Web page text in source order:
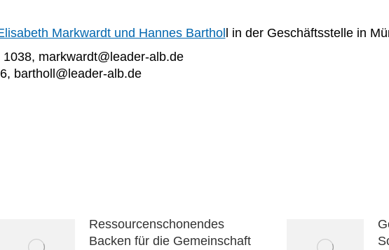
Markwardt und Hannes Barthol
l in der Geschäftsstelle in
markwardt@leader-alb.de
bartholl@leader-alb.de
Ressourcenschonendes
Backen für die Gemeinschaft